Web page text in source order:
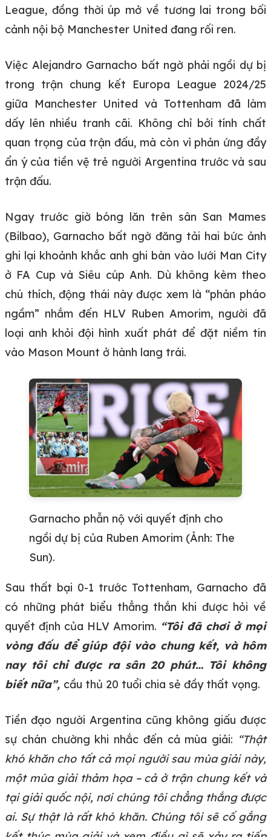
League, đồng thời úp mở về tương lai trong bối
cảnh nội bộ Manchester United đang rối ren.
Việc Alejandro Garnacho bất ngờ phải ngồi dự bị
trong trận chung kết Europa League 2024/25
giữa Manchester United và Tottenham đã làm
dấy lên nhiều tranh cãi. Không chỉ bởi tính chất
quan trọng của trận đấu, mà còn vì phản ứng đầy
ẩn ý của tiền vệ trẻ người Argentina trước và sau
trận đấu.
Ngay trước giờ bóng lăn trên sân San Mames
(Bilbao), Garnacho bất ngờ đăng tải hai bức ảnh
ghi lại khoảnh khắc anh ghi bàn vào lưới Man City
ở FA Cup và Siêu cúp Anh. Dù không kèm theo
chú thích, động thái này được xem là “phản pháo
ngầm” nhắm đến HLV Ruben Amorim, người đã
loại anh khỏi đội hình xuất phát để đặt niềm tin
vào Mason Mount ở hành lang trái.
Garnacho phẫn nộ với quyết định cho
ngồi dự bị của Ruben Amorim (Ảnh: The
Sun).
Sau thất bại 0-1 trước Tottenham, Garnacho đã
có những phát biểu thẳng thắn khi được hỏi về
quyết định của HLV Amorim. “Tôi đã chơi ở mọi
vòng đấu để giúp đội vào chung kết, và hôm
nay tôi chỉ được ra sân 20 phút… Tôi không
biết nữa”, cầu thủ 20 tuổi chia sẻ đầy thất vọng.
Tiền đạo người Argentina cũng không giấu được
sự chán chường khi nhắc đến cả mùa giải: “Thật
khó khăn cho tất cả mọi người sau mùa giải này,
một mùa giải thảm họa – cả ở trận chung kết và
tại giải quốc nội, nơi chúng tôi chẳng thắng được
ai. Sự thật là rất khó khăn. Chúng tôi sẽ cố gắng